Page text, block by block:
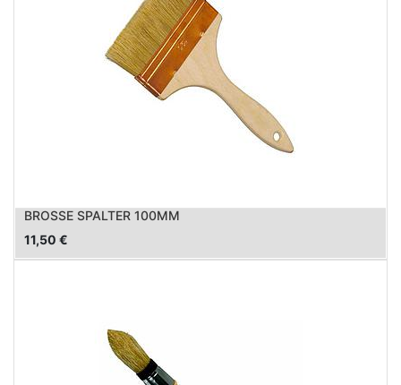
BROSSE SPALTER 100MM
11,50 €